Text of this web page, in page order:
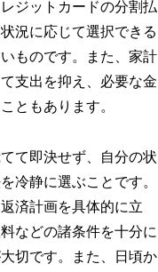
ジットカードの分割払
況に応じて選択できる
ものです。また、家計
支出を抑え、必要な金
ともあります。
て即決せず、自分の状
冷静に選ぶことです。
済計画を具体的に立
などの諸条件を十分に
切です。また、日頃か